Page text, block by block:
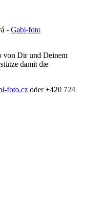
- Gabi-foto
von Dir und Deinem
damit die
foto.cz oder +420 724